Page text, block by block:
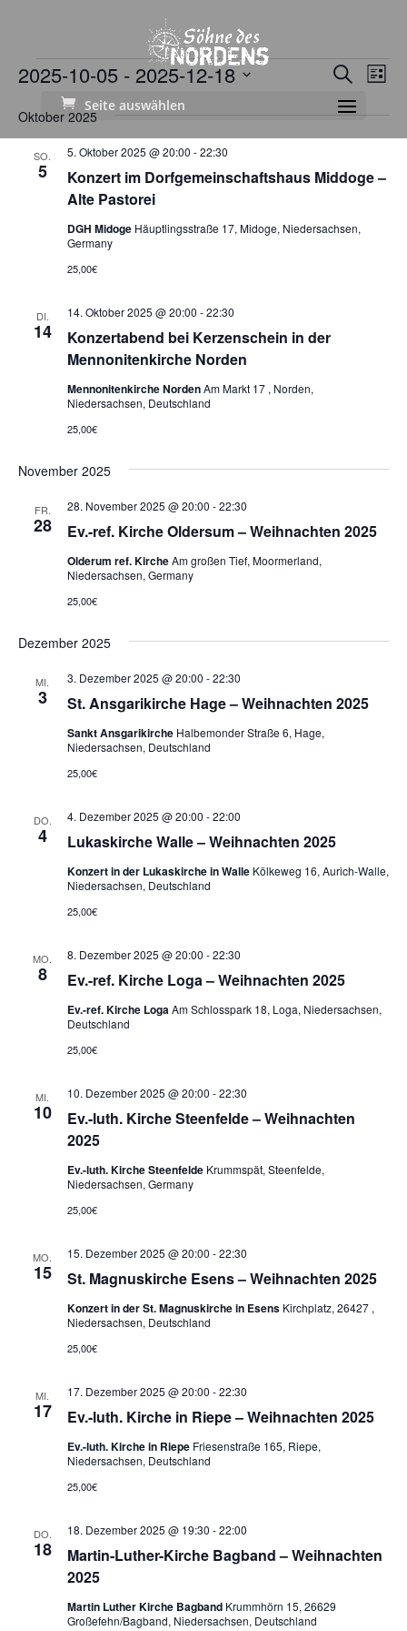
Seite auswählen
Veranstaltungen
Suche
und
SucheListe
2025-10-05 - 2025-12-18
wählen.
Oktober 2025
SO.
5
Konzert im Dorfgemeinschaftshaus Middoge –
Alte Pastorei
5. Oktober 2025 @ 20:00 -22:30
DGH Midoge Häuptlingsstraße 17, Midoge, Niedersachsen,
Germany
25,00€
DI.
14
Konzertabend bei Kerzenschein in der
Mennonitenkirche Norden
14. Oktober 2025 @ 20:00 -22:30
Mennonitenkirche NordenAm Markt 17 , Norden,
Niedersachsen, Deutschland
25,00€
November 2025
FR.
28 Ev.-ref. Kirche Oldersum – Weihnachten 2025
28. November 2025 @ 20:00 -22:30
Olderum ref. KircheAm großen Tief, Moormerland,
Niedersachsen, Germany
25,00€
Dezember 2025
MI.
3 St. Ansgarikirche Hage – Weihnachten 2025
3. Dezember 2025 @ 20:00 -22:30
Sankt Ansgarikirche Halbemonder Straße 6, Hage,
Niedersachsen, Deutschland
25,00€
DO.
4 Lukaskirche Walle – Weihnachten 2025
4. Dezember 2025 @ 20:00 -22:00
Konzert in der Lukaskirche in Walle Kölkeweg 16, Aurich-Walle,
Niedersachsen, Deutschland
25,00€
MO.
8 Ev.-ref. Kirche Loga – Weihnachten 2025
8. Dezember 2025 @ 20:00 -22:30
Ev.-ref. Kirche LogaAm Schlosspark 18, Loga, Niedersachsen,
Deutschland
25,00€
MI.
10
Ev.-luth. Kirche Steenfelde – Weihnachten
2025
10. Dezember 2025 @ 20:00 -22:30
Ev.-luth. Kirche Steenfelde Krummspät, Steenfelde,
Niedersachsen, Germany
25,00€
MO.
15 St. Magnuskirche Esens – Weihnachten 2025
15. Dezember 2025 @ 20:00 -22:30
Konzert in der St. Magnuskirche in Esens Kirchplatz, 26427 ,
Niedersachsen, Deutschland
25,00€
MI.
17 Ev.-luth. Kirche in Riepe – Weihnachten 2025
17. Dezember 2025 @ 20:00 -22:30
Ev.-luth. Kirche in Riepe Friesenstraße 165, Riepe,
Niedersachsen, Deutschland
25,00€
DO.
18
Martin-Luther-Kirche Bagband – Weihnachten
2025
18. Dezember 2025 @ 19:30 -22:00
Martin Luther Kirche Bagband Krummhörn 15, 26629
Großefehn/Bagband, Niedersachsen, Deutschland